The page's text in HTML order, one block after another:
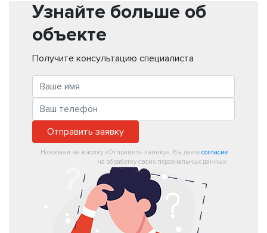
Узнайте больше об
объекте
Получите консультацию специалиста
Отправить заявку
Нажимая на кнопку «Отправить заявку», Вы даете согласие
на обработку своих персональных данных.